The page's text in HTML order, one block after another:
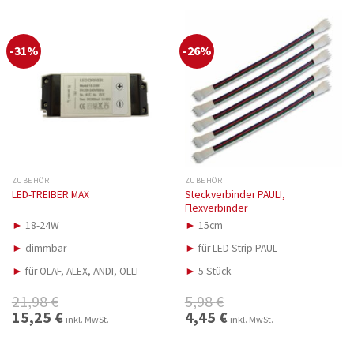
-31%
ZUBEHÖR
LED-TREIBER MAX
► 18-24W
► dimmbar
► für OLAF, ALEX, ANDI, OLLI
21,98€
Ursprünglicher
Preis
15,25 €Aktueller
Preis
inkl. MwSt.
-26%
ZUBEHÖR
Steckverbinder PAULI,
Flexverbinder
► 15cm
► für LED Strip PAUL
► 5 Stück
5,98€
Ursprünglicher
Preis
4,45 €Aktueller
Preis
inkl. MwSt.